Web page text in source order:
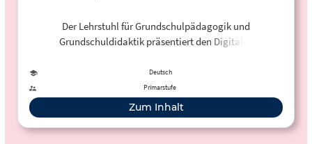
Der Lehrstuhl für Grundschulpädagogik und
Grundschuldidaktik präsentiert den Digitalen
eBooks für inklusiven Unterricht. Die Bücher sind für
Kinder im Grundschulalter. Sie können von Lehrkräften und
allen anderen Interessierten kostenlos heruntergeladen
werden.
Deutsch
Primarstufe
Zum Inhalt